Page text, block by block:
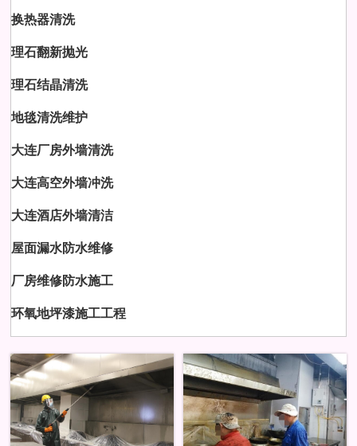
换热器清洗
理石翻新抛光
理石结晶清洗
地毯清洗维护
大连厂房外墙清洗
大连高空外墙冲洗
大连酒店外墙清洁
屋面漏水防水维修
厂房维修防水施工
环氧地坪漆施工工程